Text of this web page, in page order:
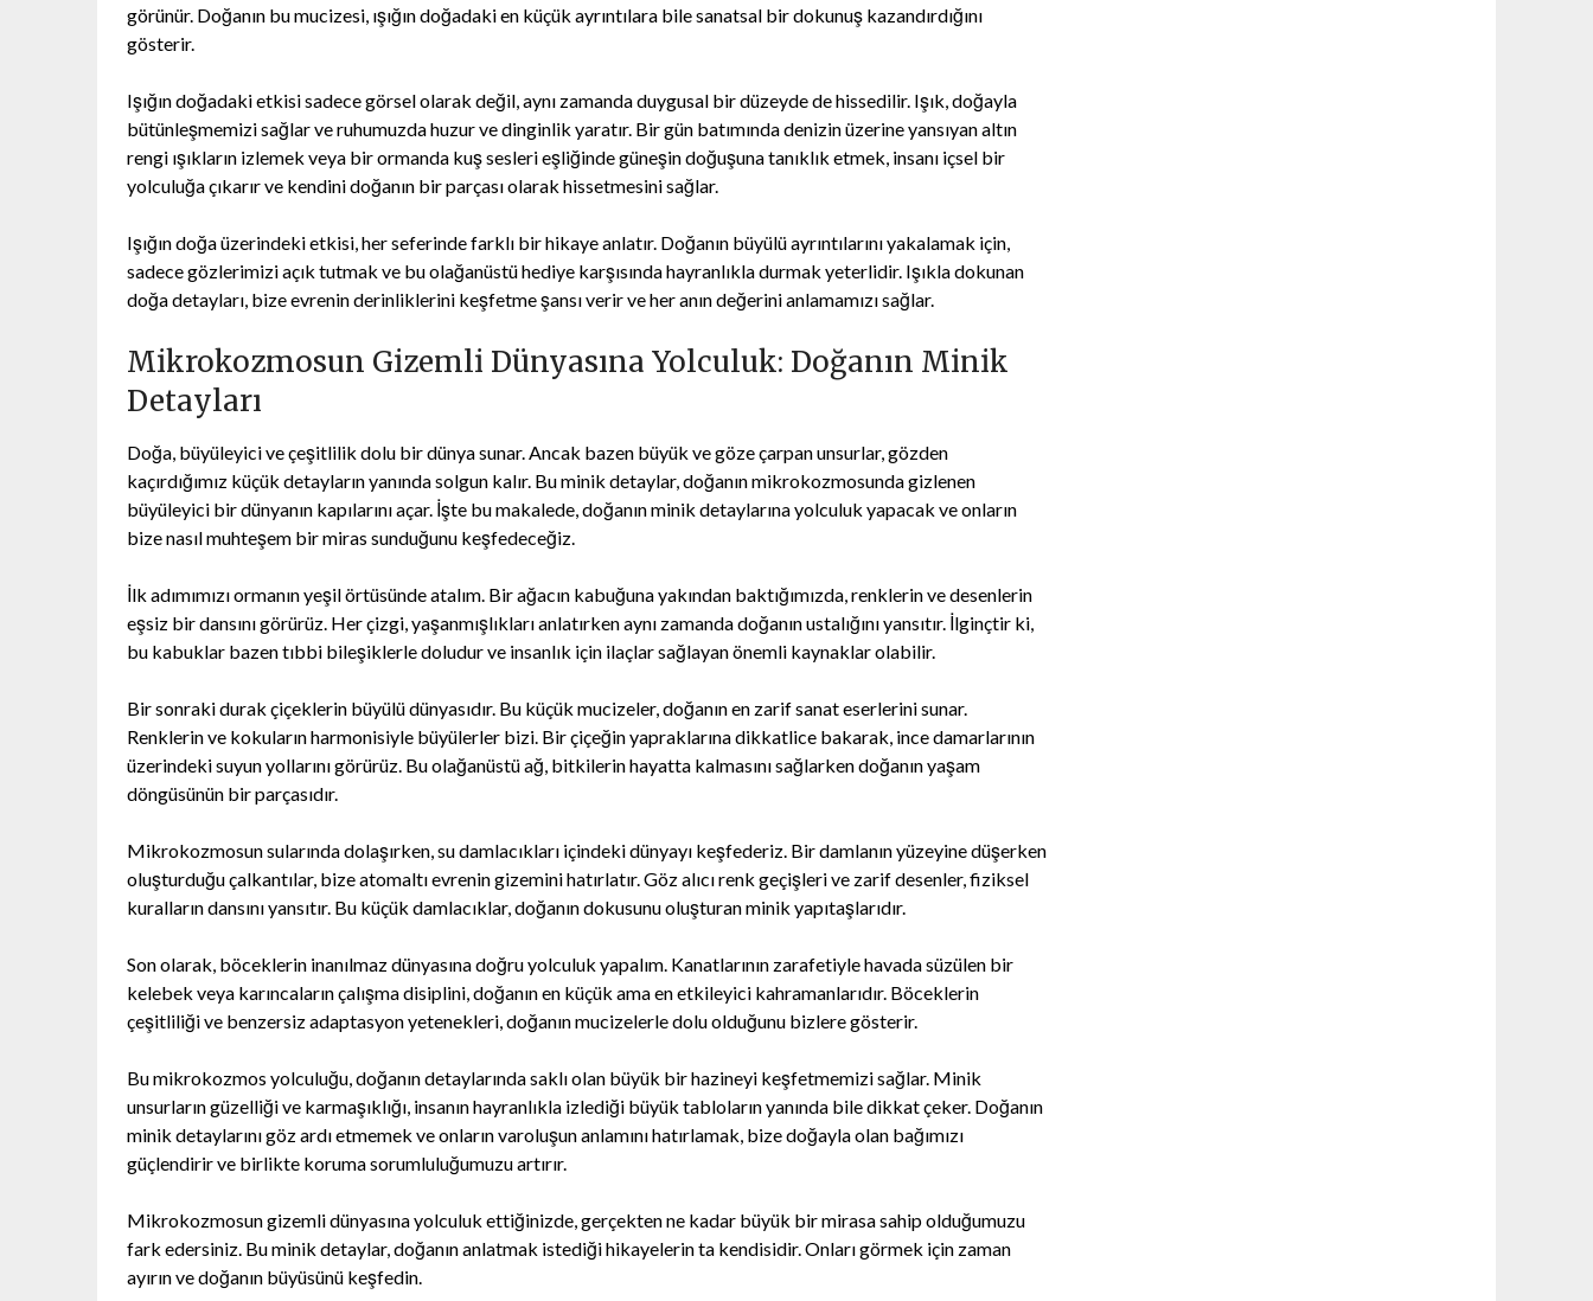
görünür. Doğanın bu mucizesi, ışığın doğadaki en küçük ayrıntılara bile sanatsal bir dokunuş kazandırdığını
gösterir.
Işığın doğadaki etkisi sadece görsel olarak değil, aynı zamanda duygusal bir düzeyde de hissedilir. Işık, doğayla
bütünleşmemizi sağlar ve ruhumuzda huzur ve dinginlik yaratır. Bir gün batımında denizin üzerine yansıyan altın
rengi ışıkların izlemek veya bir ormanda kuş sesleri eşliğinde güneşin doğuşuna tanıklık etmek, insanı içsel bir
yolculuğa çıkarır ve kendini doğanın bir parçası olarak hissetmesini sağlar.
Işığın doğa üzerindeki etkisi, her seferinde farklı bir hikaye anlatır. Doğanın büyülü ayrıntılarını yakalamak için,
sadece gözlerimizi açık tutmak ve bu olağanüstü hediye karşısında hayranlıkla durmak yeterlidir. Işıkla dokunan
doğa detayları, bize evrenin derinliklerini keşfetme şansı verir ve her anın değerini anlamamızı sağlar.
Mikrokozmosun Gizemli Dünyasına Yolculuk: Doğanın Minik
Detayları
Doğa, büyüleyici ve çeşitlilik dolu bir dünya sunar. Ancak bazen büyük ve göze çarpan unsurlar, gözden
kaçırdığımız küçük detayların yanında solgun kalır. Bu minik detaylar, doğanın mikrokozmosunda gizlenen
büyüleyici bir dünyanın kapılarını açar. İşte bu makalede, doğanın minik detaylarına yolculuk yapacak ve onların
bize nasıl muhteşem bir miras sunduğunu keşfedeceğiz.
İlk adımımızı ormanın yeşil örtüsünde atalım. Bir ağacın kabuğuna yakından baktığımızda, renklerin ve desenlerin
eşsiz bir dansını görürüz. Her çizgi, yaşanmışlıkları anlatırken aynı zamanda doğanın ustalığını yansıtır. İlginçtir ki,
bu kabuklar bazen tıbbi bileşiklerle doludur ve insanlık için ilaçlar sağlayan önemli kaynaklar olabilir.
Bir sonraki durak çiçeklerin büyülü dünyasıdır. Bu küçük mucizeler, doğanın en zarif sanat eserlerini sunar.
Renklerin ve kokuların harmonisiyle büyülerler bizi. Bir çiçeğin yapraklarına dikkatlice bakarak, ince damarlarının
üzerindeki suyun yollarını görürüz. Bu olağanüstü ağ, bitkilerin hayatta kalmasını sağlarken doğanın yaşam
döngüsünün bir parçasıdır.
Mikrokozmosun sularında dolaşırken, su damlacıkları içindeki dünyayı keşfederiz. Bir damlanın yüzeyine düşerken
oluşturduğu çalkantılar, bize atomaltı evrenin gizemini hatırlatır. Göz alıcı renk geçişleri ve zarif desenler, fiziksel
kuralların dansını yansıtır. Bu küçük damlacıklar, doğanın dokusunu oluşturan minik yapıtaşlarıdır.
Son olarak, böceklerin inanılmaz dünyasına doğru yolculuk yapalım. Kanatlarının zarafetiyle havada süzülen bir
kelebek veya karıncaların çalışma disiplini, doğanın en küçük ama en etkileyici kahramanlarıdır. Böceklerin
çeşitliliği ve benzersiz adaptasyon yetenekleri, doğanın mucizelerle dolu olduğunu bizlere gösterir.
Bu mikrokozmos yolculuğu, doğanın detaylarında saklı olan büyük bir hazineyi keşfetmemizi sağlar. Minik
unsurların güzelliği ve karmaşıklığı, insanın hayranlıkla izlediği büyük tabloların yanında bile dikkat çeker. Doğanın
minik detaylarını göz ardı etmemek ve onların varoluşun anlamını hatırlamak, bize doğayla olan bağımızı
güçlendirir ve birlikte koruma sorumluluğumuzu artırır.
Mikrokozmosun gizemli dünyasına yolculuk ettiğinizde, gerçekten ne kadar büyük bir mirasa sahip olduğumuzu
fark edersiniz. Bu minik detaylar, doğanın anlatmak istediği hikayelerin ta kendisidir. Onları görmek için zaman
ayırın ve doğanın büyüsünü keşfedin.